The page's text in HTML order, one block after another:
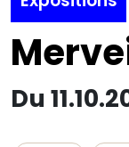
Du